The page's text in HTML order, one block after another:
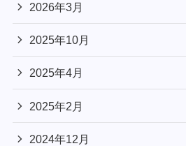
2026年3月
2025年10月
2025年4月
2025年2月
2024年12月